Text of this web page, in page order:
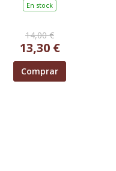
En stock
14,00 €
13,30 €
Comprar